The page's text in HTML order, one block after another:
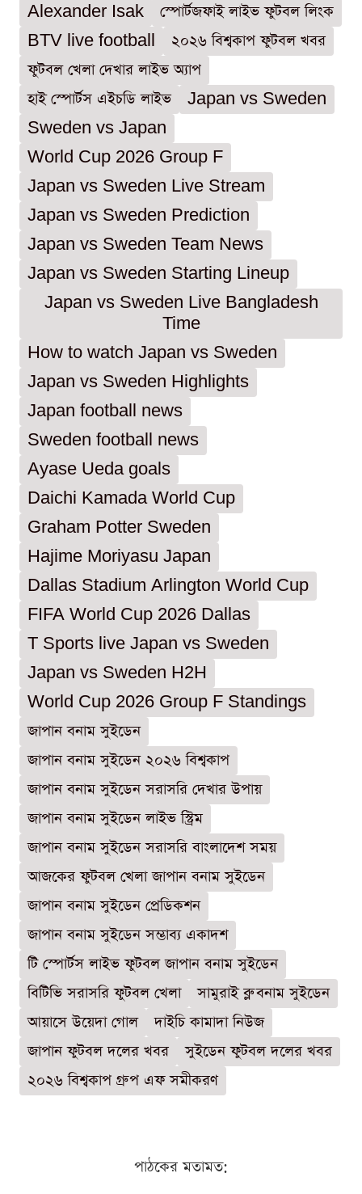
Alexander Isak
স্পোর্টজফাই লাইভ ফুটবল লিংক
BTV live football
২০২৬ বিশ্বকাপ ফুটবল খবর
ফুটবল খেলা দেখার লাইভ অ্যাপ
হাই স্পোর্টস এইচডি লাইভ
Japan vs Sweden
Sweden vs Japan
World Cup 2026 Group F
Japan vs Sweden Live Stream
Japan vs Sweden Prediction
Japan vs Sweden Team News
Japan vs Sweden Starting Lineup
Japan vs Sweden Live Bangladesh
Time
How to watch Japan vs Sweden
Japan vs Sweden Highlights
Japan football news
Sweden football news
Ayase Ueda goals
Daichi Kamada World Cup
Graham Potter Sweden
Hajime Moriyasu Japan
Dallas Stadium Arlington World Cup
FIFA World Cup 2026 Dallas
T Sports live Japan vs Sweden
Japan vs Sweden H2H
World Cup 2026 Group F Standings
জাপান বনাম সুইডেন
জাপান বনাম সুইডেন ২০২৬ বিশ্বকাপ
জাপান বনাম সুইডেন সরাসরি দেখার উপায়
জাপান বনাম সুইডেন লাইভ স্ট্রিম
জাপান বনাম সুইডেন সরাসরি বাংলাদেশ সময়
আজকের ফুটবল খেলা জাপান বনাম সুইডেন
জাপান বনাম সুইডেন প্রেডিকশন
জাপান বনাম সুইডেন সম্ভাব্য একাদশ
টি স্পোর্টস লাইভ ফুটবল জাপান বনাম সুইডেন
বিটিভি সরাসরি ফুটবল খেলা
সামুরাই ব্লু বনাম সুইডেন
আয়াসে উয়েদা গোল
দাইচি কামাদা নিউজ
জাপান ফুটবল দলের খবর
সুইডেন ফুটবল দলের খবর
২০২৬ বিশ্বকাপ গ্রুপ এফ সমীকরণ
পাঠকের মতামত: